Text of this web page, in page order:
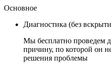
Основное
Диагностика (без
Мы бесплатно проведем
причину, по которой он
решения проблемы